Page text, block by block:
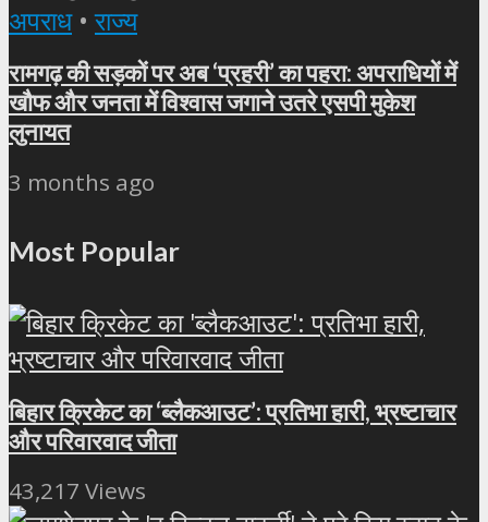
अपराध • राज्य
रामगढ़ की सड़कों पर अब ‘प्रहरी’ का पहरा: अपराधियों में
खौफ और जनता में विश्वास जगाने उतरे एसपी मुकेश
लुनायत
3 months ago
Most Popular
बिहार क्रिकेट का ‘ब्लैकआउट’: प्रतिभा हारी, भ्रष्टाचार
और परिवारवाद जीता
43,217 Views